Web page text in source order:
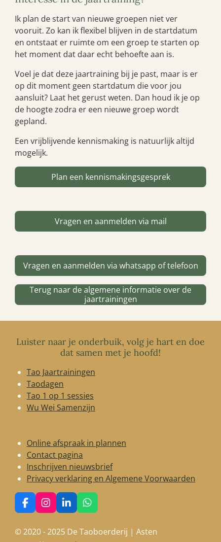
Ik plan de start van nieuwe groepen niet ver
vooruit. Zo kan ik flexibel blijven in de startdatum
en ontstaat er ruimte om een groep te starten op
het moment dat daar echt behoefte aan is.
Voel je dat deze jaartraining bij je past, maar is er
op dit moment geen startdatum die voor jou
aansluit? Laat het gerust weten. Dan houd ik je op
de hoogte zodra er een nieuwe groep wordt
gepland.
Een vrijblijvende kennismaking is natuurlijk altijd
mogelijk.
Plan een kennismakingsgesprek
Vragen en aanmelden via mail
Vragen en aanmelden via whatsapp of telefoon
Terug naar de algemene informatie over de
jaartrainingen
Luister naar je onderbuik, volg je hart en doe
dat samen met je hoofd!
Tao Jaartrainingen
Taodagen
Tao 1 op 1 sessies
Wu Wei Samenzijn
Online afspraak in plannen
Contact pagina
Inschrijven nieuwsbrief
Privacy verklaring en Algemene Voorwaarden
F
a
e
I
n
t
L
i
k
W
h
t
© 2020 - 2025 De Taoboerderij | Asten